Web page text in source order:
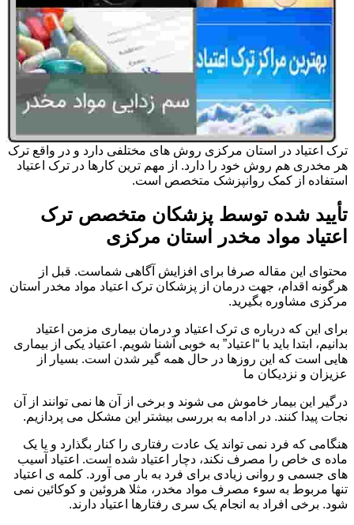
ترک اعتیاد در استان مرکزی روش های مختلفی دارد و در واقع ترک
هر مخدری هم روش خود را دارد. از مهم ترین کارها در ترک اعتیاد
استفاده از کمک روانپزشک متخصص است.
تأیید شده توسط پزشکان متخصص ترک
اعتیاد مواد مخدر استان مرکزی
محتوای این مقاله صرفا برای افزایش آگاهی شماست. قبل از
هرگونه اقدام، جهت درمان از پزشکان ترک اعتیاد مواد مخدر استان
مرکزی مشاوره بگیرید.
برای این که درباره ی ترک اعتیاد و درمان بیماری مزمن اعتیاد
بدانیم، ابتدا باید با “اعتیاد” به خوبی آشنا شویم. اعتیاد یکی از بیماری
هایی است که این روزها در حال همه گیر شدن است. بسیار از
عزیزان و نزدیکان ما
درگیر این بیمار خاموش می شوند و برخی از آن ها نمی توانند از آن
نجات پیدا کنند. در ادامه به بررسی بیشتر این مشکل می پردازیم.
هنگامی که فرد نمی تواند یک عادت رفتاری را کنار بگذارد و یا یک
ماده ی خاص را مصرف نکند، دچار اعتیاد شده است. اعتیاد آسیب
های جسمی و روانی زیادی برای فرد به بار می آورد. کلمه ی اعتیاد
تنها مربوط به سوء مصرف مواد مخدر، مثلا هروئین و کوکائین نمی
شود. برخی افراد به انجام یک سری رفتارها اعتیاد دارند.